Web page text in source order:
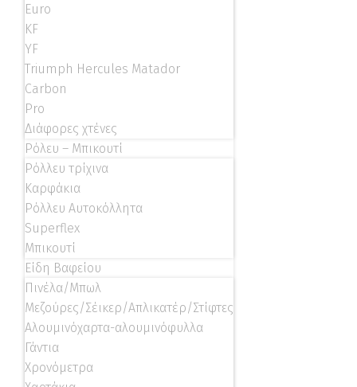
Euro
KF
YF
Triumph Hercules Matador
Carbon
Pro
Διάφορες χτένες
Ρόλευ – Μπικουτί
Ρόλλευ τρίχινα
Καρφάκια
Ρόλλευ Αυτοκόλλητα
Superflex
Μπικουτί
Είδη Βαφείου
Πινέλα/Μπωλ
Μεζούρες/Σέικερ/Απλικατέρ/Στίφτες
Αλουμινόχαρτα-αλουμινόφυλλα
Γάντια
Χρονόμετρα